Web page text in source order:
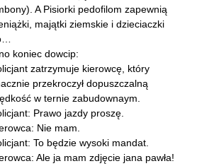
A Pisiorki pedofilom zapewnią
majątki ziemskie i dzieciaczki
koniec dowcip:
zatrzymuje kierowcę, który
przekroczył dopuszczalną
w ternie zabudownaym.
Prawo jazdy proszę.
Nie mam.
To będzie wysoki mandat.
Ale ja mam zdjęcie jana pawła!